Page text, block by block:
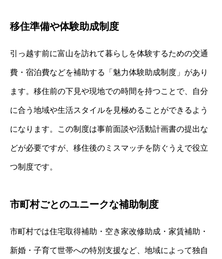
移住準備や体験助成制度
引っ越す前に富山を訪れて暮らしを体験するための交通
費・宿泊費などを補助する「魅力体験助成制度」があり
ます。移住前の下見や現地での時間を持つことで、自分
に合う地域や生活スタイルを見極めることができるよう
になります。この制度は事前面談や活動計画書の提出な
どが必要ですが、移住後のミスマッチを防ぐうえで役立
つ制度です。
市町村ごとのユニークな補助制度
市町村では住宅取得補助・空き家改修助成・家賃補助・
新婚・子育て世帯への特別支援など、地域によって独自